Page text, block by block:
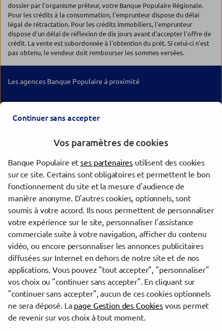
dossier par l'organisme prêteur, votre Banque Populaire Régionale.
Pour les crédits à la consommation, l'emprunteur dispose du délai
légal de rétractation. Pour les crédits immobiliers, l'emprunteur
dispose d'un délai de réflexion de dix jours avant d'accepter l'offre de
crédit. La vente est subordonnée à l'obtention du prêt. Si celui-ci n'est
pas obtenu, le vendeur doit rembourser les sommes versées.
Les agences Banque Populaire à proximité
ST SEVER
Les agences Banque Populaire dans les villes à proximité
Mont-de-Marsan
Trouver une agence Banque Populaire
Landes
Mont-de-Marsan
MONT DE MARSAN FOCH
evermaps ©
Continuer sans accepter
Vos paramètres de cookies
Banque Populaire etses partenaires utilisent des cookies
sur ce site. Certains sont obligatoires et permettent le bon
fonctionnement du site et la mesure d'audience de
manière anonyme. D'autres cookies, optionnels, sont
soumis à votre accord. Ils nous permettent de personnaliser
votre expérience sur le site, personnaliser l'assistance
commerciale suite à votre navigation, afficher du contenu
vidéo, ou encore personnaliser les annonces publicitaires
diffusées sur Internet en dehors de notre site et de nos
applications. Vous pouvez "tout accepter", "personnaliser"
vos choix ou "continuer sans accepter". En cliquant sur
"continuer sans accepter", aucun de ces cookies optionnels
ne sera déposé. La page Gestion des Cookiesvous permet
de revenir sur vos choix à tout moment.